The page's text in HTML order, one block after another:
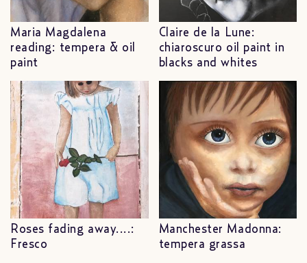
Maria Magdalena
reading: tempera & oil
paint
Claire de la Lune:
chiaroscuro oil paint in
blacks and whites
Roses fading away....:
Fresco
Manchester Madonna:
tempera grassa